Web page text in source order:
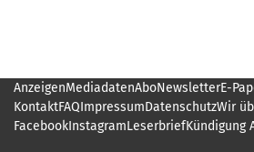
AnzeigenMediadatenAboNewsletterE-
KontaktFAQImpressumDatenschutzWir
FacebookInstagramLeserbriefKündigung